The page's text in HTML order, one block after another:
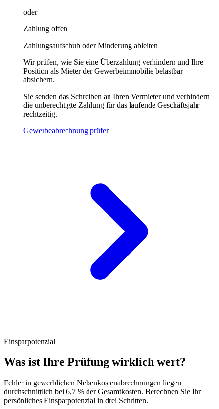
oder
Zahlung offen
Zahlungsaufschub oder Minderung ableiten
Wir prüfen, wie Sie eine Überzahlung verhindern und Ihre
Position als Mieter der Gewerbeimmobilie belastbar
absichern.
Sie senden das Schreiben an Ihren Vermieter und verhindern
die unberechtigte Zahlung für das laufende Geschäftsjahr
rechtzeitig.
Gewerbeabrechnung prüfen
Einsparpotenzial
Was ist Ihre Prüfung wirklich wert?
Fehler in gewerblichen Nebenkostenabrechnungen liegen
durchschnittlich bei 6,7 % der Gesamtkosten. Berechnen Sie Ihr
persönliches Einsparpotenzial in drei Schritten.